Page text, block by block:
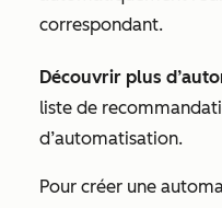
correspondant.
Découvrir plus
liste de
d’automatisation.
Pour créer une